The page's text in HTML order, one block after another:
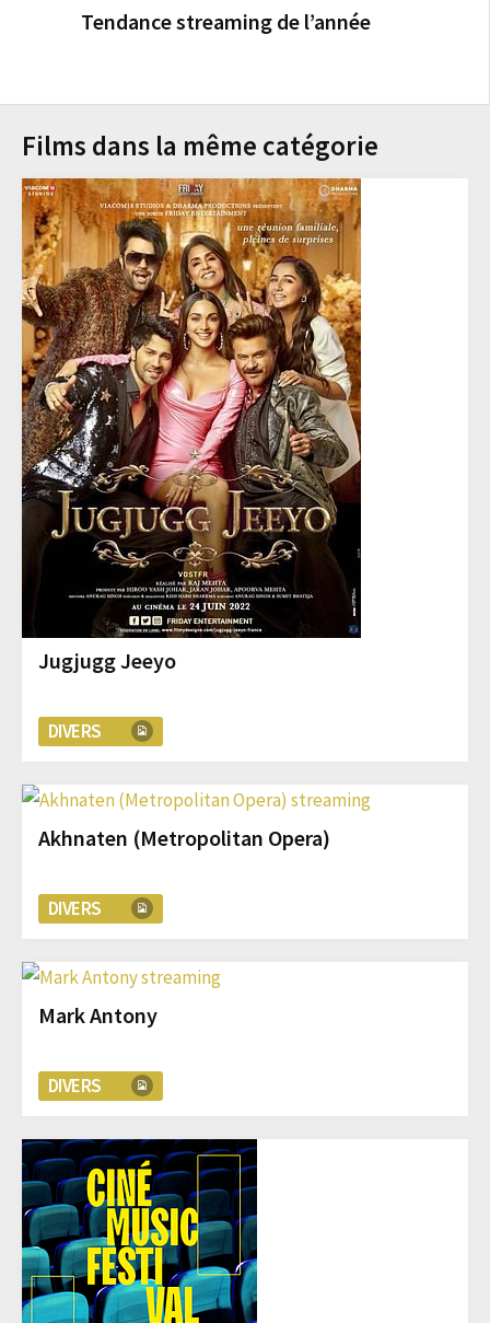
Tendance streaming de l’année
Films dans la même catégorie
Jugjugg Jeeyo
DIVERS
Akhnaten (Metropolitan Opera)
DIVERS
Mark Antony
DIVERS